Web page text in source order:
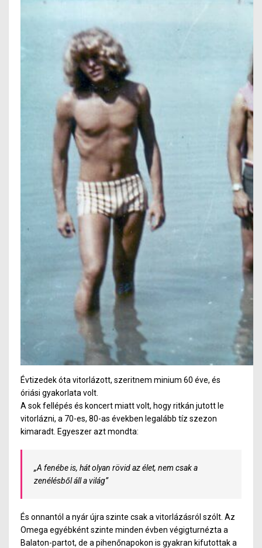
Évtizedek óta vitorlázott, szeritnem minium 60 éve, és
óriási gyakorlata volt.
A sok fellépés és koncert miatt volt, hogy ritkán jutott le
vitorlázni, a 70-es, 80-as években legalább tíz szezon
kimaradt. Egyeszer azt mondta:
„A fenébe is, hát olyan rövid az élet, nem csak a
zenélésből áll a világ”
És onnantól a nyár újra szinte csak a vitorlázásról szólt. Az
Omega egyébként szinte minden évben végigturnézta a
Balaton-partot, de a pihenőnapokon is gyakran kifutottak a